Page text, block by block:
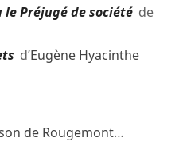
le Préjugé de sociétéde
d’Eugène Hyacinthe
de Rougemont…